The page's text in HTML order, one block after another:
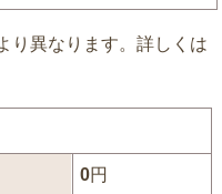
り異なります。詳しくは
0円